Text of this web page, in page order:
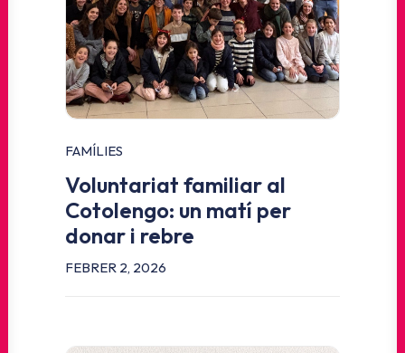
FAMÍLIES
Voluntariat familiar al
Cotolengo: un matí per
donar i rebre
FEBRER 2, 2026